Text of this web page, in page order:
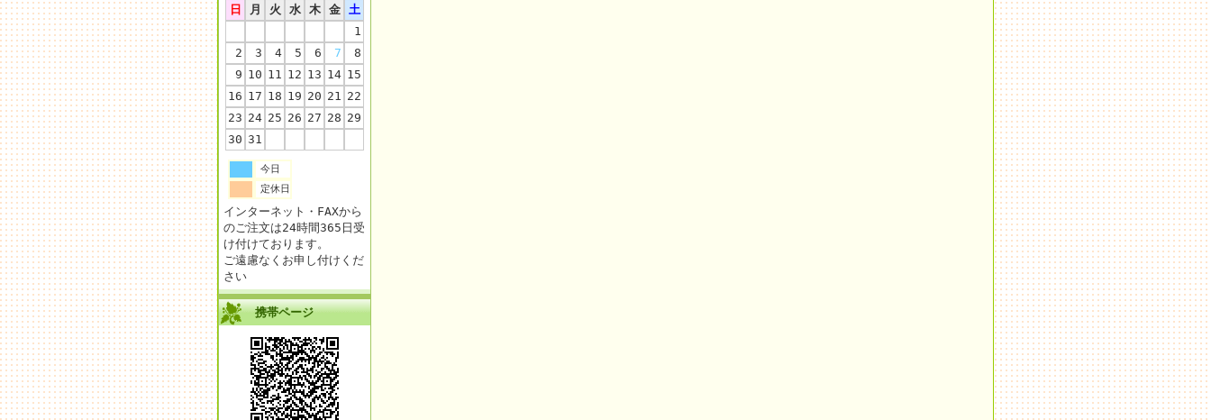
日
月 火 水 木 金
土
1
2
3 4 5 6 7
8
9 10 11 12 13 14 15
16 17 18 19 20 21
22
23 24 25 26 27 28 29
30 31
今日
定休日
インターネット・FAXから
のご注文は24時間365日受
け付けております。
ご遠慮なくお申し付けくだ
さい
携帯ページ